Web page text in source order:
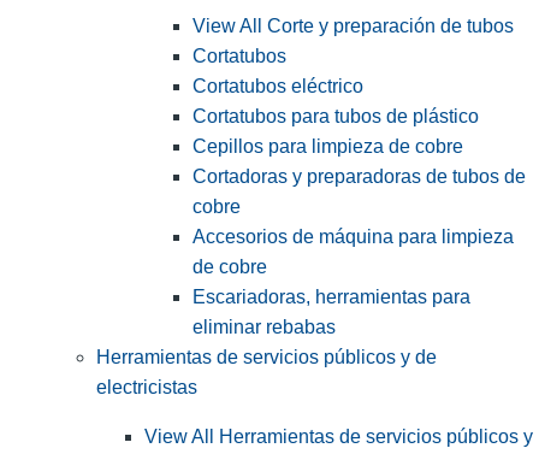
View All Corte y preparación de tubos
Cortatubos
Cortatubos eléctrico
Cortatubos para tubos de plástico
Cepillos para limpieza de cobre
Cortadoras y preparadoras de tubos de
cobre
Accesorios de máquina para limpieza
de cobre
Escariadoras, herramientas para
eliminar rebabas
Herramientas de servicios públicos y de
electricistas
View All Herramientas de servicios públicos y